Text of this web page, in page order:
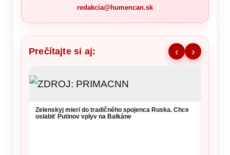
redakcia@humencan.sk
Prečítajte si aj: ‹ ›
Zelenskyj mieri do tradičného spojenca Ruska. Chce
oslabiť Putinov vplyv na Balkáne